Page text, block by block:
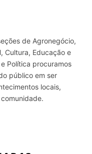
de Agronegócio,
Cultura, Educação e
Política procuramos
público em ser
locais,